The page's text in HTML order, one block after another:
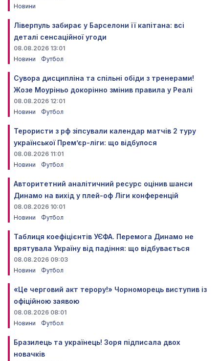
Новини
Ліверпуль забирає у Барселони її капітана: всі
деталі сенсаційної угоди
08.08.2026 13:01
Новини
Футбол
Сувора дисципліна та спільні обіди з тренерами!
Жозе Моуріньо докорінно змінив правила у Реалі
08.08.2026 12:01
Новини
Футбол
Терористи з рф зіпсували календар матчів 2 туру
української Прем’єр-ліги: що відбулося
08.08.2026 11:01
Новини
Футбол
Авторитетний аналітичний ресурс оцінив шанси
Динамо на вихід у плей-оф Ліги конференцій
08.08.2026 10:01
Новини
Футбол
Таблиця коефіцієнтів УЄФА. Перемога Динамо не
врятувала Україну від падіння: що відбувається
08.08.2026 09:03
Новини
Футбол
«Це черговий акт терору!» Чорноморець виступив із
офіційною заявою
08.08.2026 08:01
Новини
Футбол
Бразилець та українець! Зоря підписала двох
новачків